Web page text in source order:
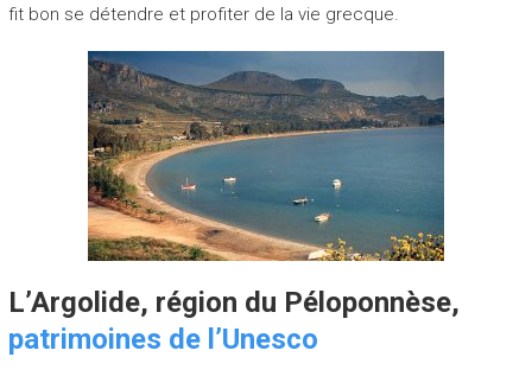
fit bon se détendre et profiter de la vie grecque.
L’Argolide, région du Péloponnèse,
patrimoines de l’Unesco